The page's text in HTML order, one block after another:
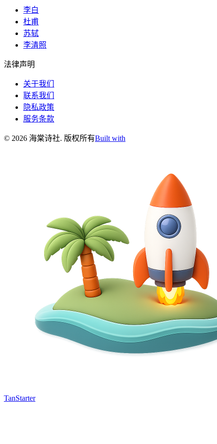
李白
杜甫
苏轼
李清照
法律声明
关于我们
联系我们
隐私政策
服务条款
© 2026 海棠诗社. 版权所有Built with
TanStarter